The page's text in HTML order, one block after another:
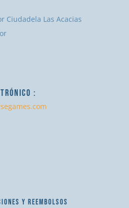
Ciudadela Las Acacias
:
Y REEMBOLSOS